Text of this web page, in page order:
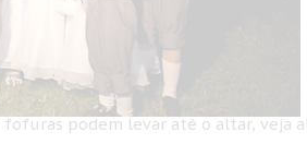
fofuras podem levar até o altar, veja